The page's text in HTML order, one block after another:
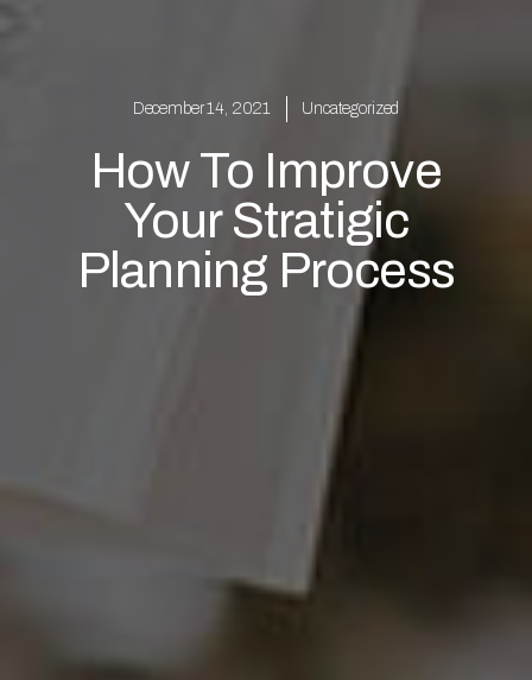
December 14, 2021 Uncategorized
How To Improve
Your Stratigic
Planning Process